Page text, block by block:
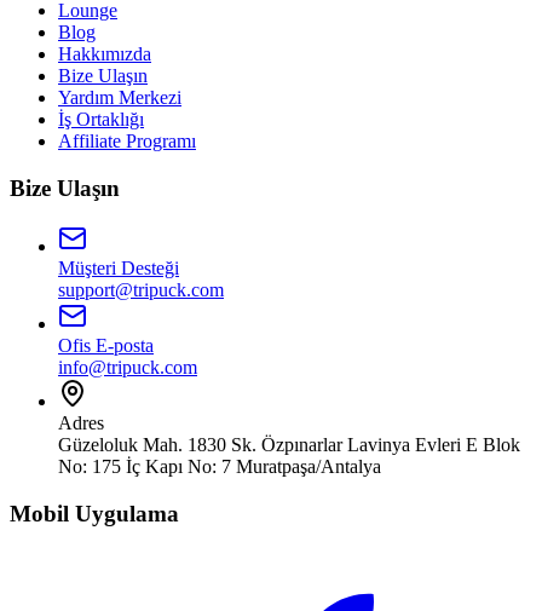
Lounge
Blog
Hakkımızda
Bize Ulaşın
Yardım Merkezi
İş Ortaklığı
Affiliate Programı
Bize Ulaşın
Müşteri Desteği
support@tripuck.com
Ofis E-posta
info@tripuck.com
Adres
Güzeloluk Mah. 1830 Sk. Özpınarlar Lavinya Evleri E Blok
No: 175 İç Kapı No: 7 Muratpaşa/Antalya
Mobil Uygulama